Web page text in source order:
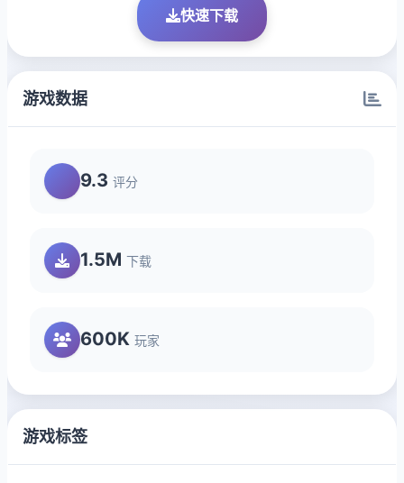
快速下载
游戏数据
9.3 评分
1.5M 下载
600K 玩家
游戏标签